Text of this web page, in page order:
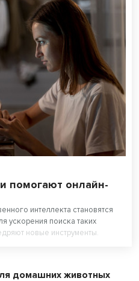
помогают онлайн-
интеллекта становятся
ускорения поиска таких
новые инструменты.
домашних животных